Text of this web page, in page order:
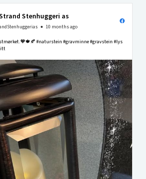
Stenhuggeri as
10 months ago
#naturstein #gravminne #gravstein #lys